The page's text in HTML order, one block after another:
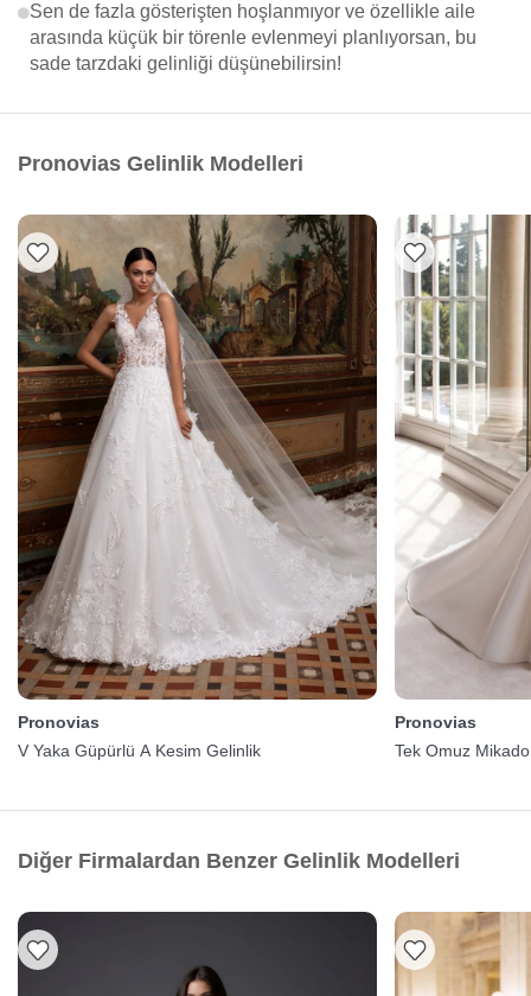
Sen de fazla gösterişten hoşlanmıyor ve özellikle aile
arasında küçük bir törenle evlenmeyi planlıyorsan, bu
sade tarzdaki gelinliği düşünebilirsin!
Pronovias Gelinlik Modelleri
Pronovias
V Yaka Güpürlü A Kesim Gelinlik
Pronovias
Tek Omuz
Diğer Firmalardan Benzer Gelinlik Modelleri